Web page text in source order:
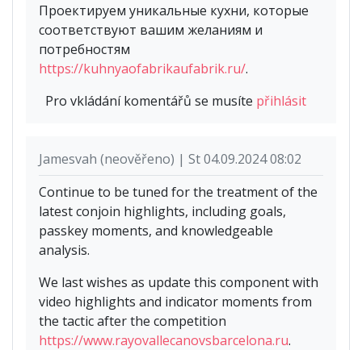
Проектируем уникальные кухни, которые
соответствуют вашим желаниям и
потребностям
https://kuhnyaofabrikaufabrik.ru/.
Pro vkládání komentářů se musíte přihlásit
Jamesvah (neověřeno) | St 04.09.2024 08:02
Continue to be tuned for the treatment of the
latest conjoin highlights, including goals,
passkey moments, and knowledgeable
analysis.
We last wishes as update this component with
video highlights and indicator moments from
the tactic after the competition
https://www.rayovallecanovsbarcelona.ru.